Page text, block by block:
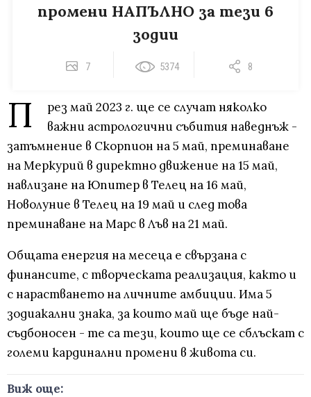
промени НАПЪЛНО за тези 6
зодии
7 5374 8
П
рез май 2023 г. ще се случат няколко
важни астрологични събития наведнъж -
затъмнение в Скорпион на 5 май, преминаване
на Меркурий в директно движение на 15 май,
навлизане на Юпитер в Телец на 16 май,
Новолуние в Телец на 19 май и след това
преминаване на Марс в Лъв на 21 май.
Общата енергия на месеца е свързана с
финансите, с творческата реализация, както и
с нарастването на личните амбиции. Има 5
зодиакални знака, за които май ще бъде най-
съдбоносен - те са тези, които ще се сблъскат с
големи кардинални промени в живота си.
Виж още: